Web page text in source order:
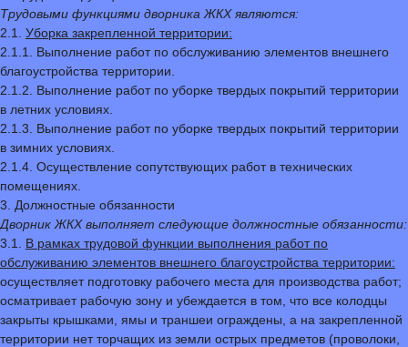
Трудовыми функциями дворника ЖКХ являются:
2.1. Уборка закрепленной территории:
2.1.1. Выполнение работ по обслуживанию элементов внешнего
благоустройства территории.
2.1.2. Выполнение работ по уборке твердых покрытий территории
в летних условиях.
2.1.3. Выполнение работ по уборке твердых покрытий территории
в зимних условиях.
2.1.4. Осуществление сопутствующих работ в технических
помещениях.
3. Должностные обязанности
Дворник ЖКХ выполняет следующие должностные обязанности:
3.1. В рамках трудовой функции выполнения работ по
обслуживанию элементов внешнего благоустройства территории:
осуществляет подготовку рабочего места для производства работ;
осматривает рабочую зону и убеждается в том, что все колодцы
закрыты крышками, ямы и траншеи ограждены, а на закрепленной
территории нет торчащих из земли острых предметов (проволоки,